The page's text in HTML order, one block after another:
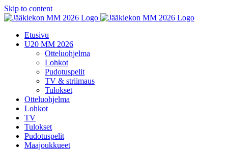
Skip to content
Etusivu
U20 MM 2026
Otteluohjelma
Lohkot
Pudotuspelit
TV & striimaus
Tulokset
Otteluohjelma
Lohkot
TV
Tulokset
Pudotuspelit
Maajoukkueet